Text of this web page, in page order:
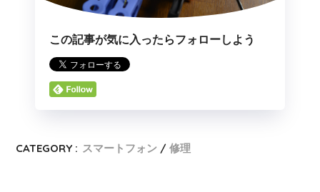
この記事が気に入ったらフォローしよう
CATEGORY : スマートフォン 修理